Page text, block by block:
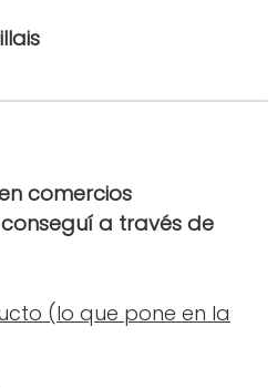
comercios
a través de
(lo que pone en la